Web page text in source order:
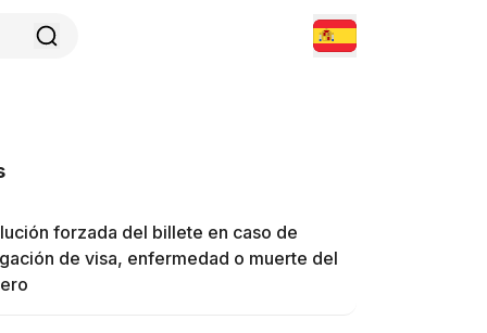
forzada del billete en caso de
de visa, enfermedad o muerte del